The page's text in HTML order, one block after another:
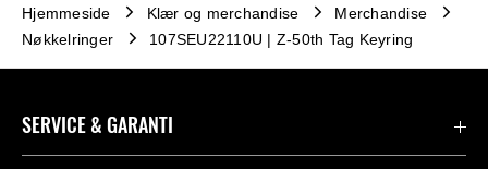
Hjemmeside Klær og merchandise
Merchandise
Nøkkelringer
107SEU22110U | Z-50th Tag Keyring
SERVICE & GARANTI